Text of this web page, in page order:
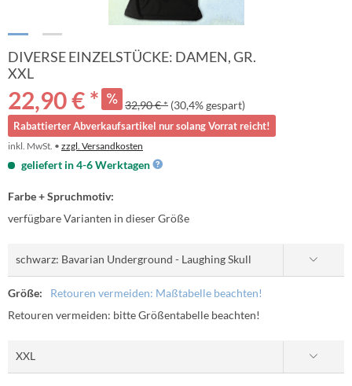
DIVERSE EINZELSTÜCKE: DAMEN, GR.
XXL
22,90 € * 32,90 € * (30,4% gespart)
Rabattierter Abverkaufsartikel nur solang Vorrat reicht!
inkl. MwSt. • zzgl. Versandkosten
geliefert in 4-6 Werktagen
Farbe + Spruchmotiv:
verfügbare Varianten in dieser Größe
Größe:
Retouren vermeiden: Maßtabelle beachten!
Retouren vermeiden: bitte Größentabelle beachten!